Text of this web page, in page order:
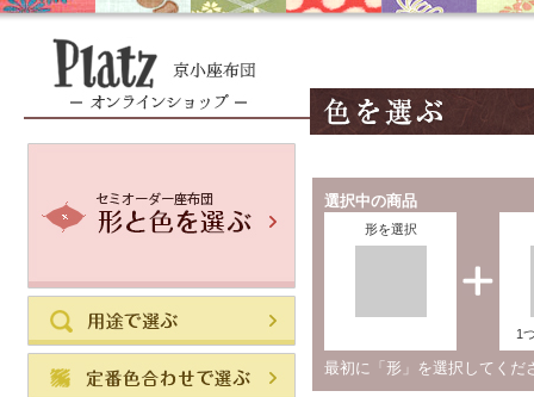
選択中の商品
形を選択
1
最初に「形」を選択して